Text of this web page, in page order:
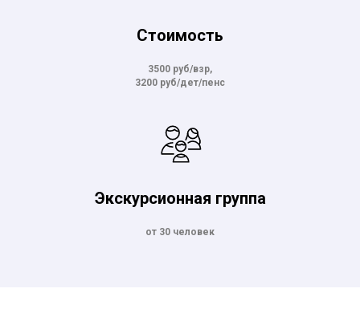
Стоимость
3500 руб/взр,
3200 руб/дет/пенс
Экскурсионная группа
от 30 человек